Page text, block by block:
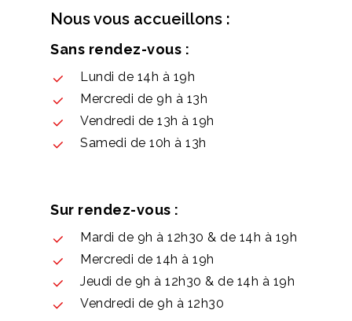
Nous vous accueillons :
Sans rendez-vous :
Lundi de 14h à 19h
Mercredi de 9h à 13h
Vendredi de 13h à 19h
Samedi de 10h à 13h
Sur rendez-vous :
Mardi de 9h à 12h30 & de 14h à 19h
Mercredi de 14h à 19h
Jeudi de 9h à 12h30 & de 14h à 19h
Vendredi de 9h à 12h30